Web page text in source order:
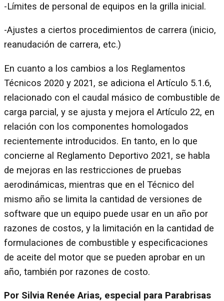
-Límites de personal de equipos en la grilla inicial.
-Ajustes a ciertos procedimientos de carrera (inicio,
reanudación de carrera, etc.)
En cuanto a los cambios a los Reglamentos
Técnicos 2020 y 2021, se adiciona el Artículo 5.1.6,
relacionado con el caudal másico de combustible de
carga parcial, y se ajusta y mejora el Artículo 22, en
relación con los componentes homologados
recientemente introducidos. En tanto, en lo que
concierne al Reglamento Deportivo 2021, se habla
de mejoras en las restricciones de pruebas
aerodinámicas, mientras que en el Técnico del
mismo año se limita la cantidad de versiones de
software que un equipo puede usar en un año por
razones de costos, y la limitación en la cantidad de
formulaciones de combustible y especificaciones
de aceite del motor que se pueden aprobar en un
año, también por razones de costo.
Por Silvia Renée Arias, especial para Parabrisas